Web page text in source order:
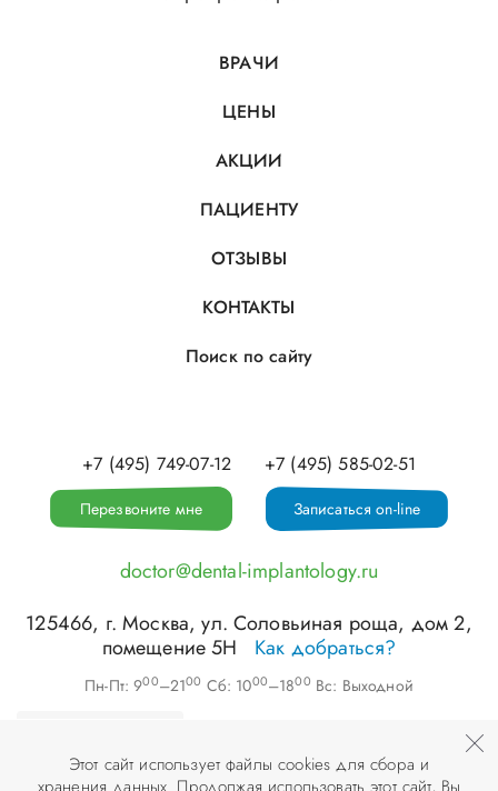
ВРАЧИ
ЦЕНЫ
АКЦИИ
ПАЦИЕНТУ
ОТЗЫВЫ
КОНТАКТЫ
Поиск по сайту
+7 (495) 749-07-12 +7 (495) 585-02-51
Перезвоните мне Записаться on-line
doctor@dental-implantology.ru
125466, г.Москва,ул. Соловьиная роща, дом 2,
помещение 5Н
Как добраться?
Пн-Пт: 900–2100 Сб: 1000–1800 Вс: Выходной
Этот сайт использует файлы cookies для сбора и